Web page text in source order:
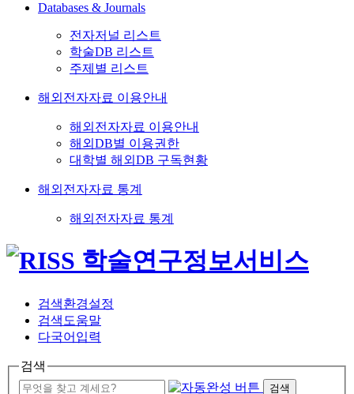
Databases & Journals
전자저널 리스트
학술DB 리스트
주제별 리스트
해외전자자료 이용안내
해외전자자료 이용안내
해외DB별 이용권한
대학별 해외DB 구독현황
해외전자자료 통계
해외전자자료 통계
검색환경설정
검색도움말
다국어입력
검색
검색